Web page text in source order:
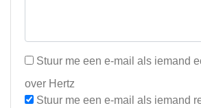
Stuur me een e-mail als iemand
over Hertz
Stuur me een e-mail als iemand